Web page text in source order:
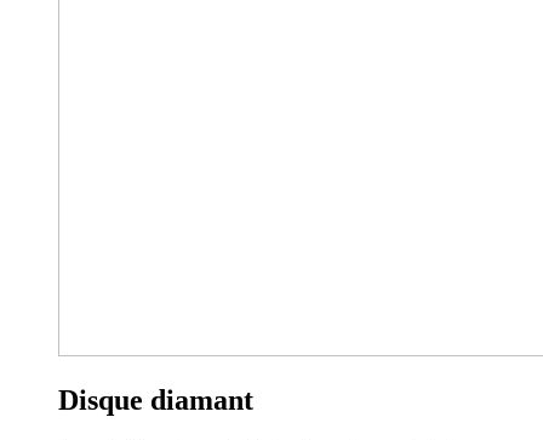
Disque diamant